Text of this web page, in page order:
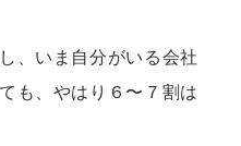
、いま自分がいる会社
も、やはり６〜７割は